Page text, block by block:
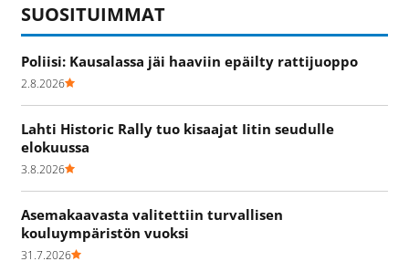
SUOSITUIMMAT
Poliisi: Kausalassa jäi haaviin epäilty rattijuoppo
2.8.2026
Lahti Historic Rally tuo kisaajat Iitin seudulle
elokuussa
3.8.2026
Asemakaavasta valitettiin turvallisen
kouluympäristön vuoksi
31.7.2026